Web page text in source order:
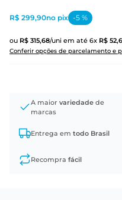
ou R$ 315,68/uni em até 6x R$ 52,
Conferir opções de parcelamento e
R$ 299,90no pix -5 %
A maior variedade de
marcas
Entrega em todo Brasil
Recompra fácil